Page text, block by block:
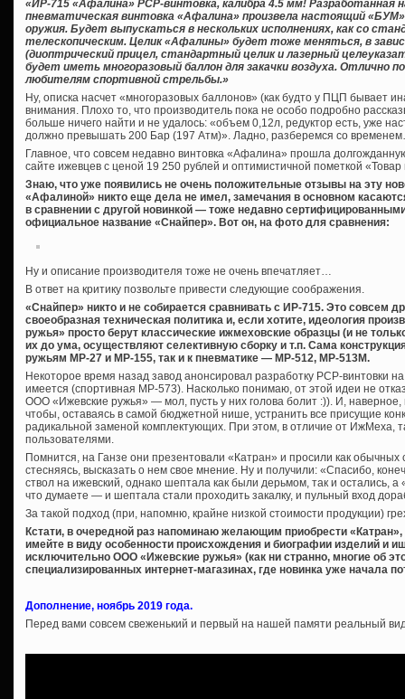
«ИР-715 «Афалина» PCP-винтовка, калибра 4.5 мм!
пневматическая винтовка «Афалина» произвела настоящий
оружия. Будет выпускаться в нескольких исполнениях, как со
телескопическим. Целик «Афалины» будет тоже меняться, в
(диоптрический прицел, стандартный целик и лазерный
будет иметь многоразовый баллон для закачки воздуха. Отлично
любителям спортивной стрельбы.»
Ну, описка насчет «многоразовых баллонов» (как будто у ПЦП бывает
внимания. Плохо то, что производитель пока не особо подробно
больше ничего найти и не удалось: «объем 0,12л, редуктор есть, уже
должно превышать 200 Бар (197 Атм)». Ладно, разберемся со
Главное, что совсем недавно винтовка «Афалина» прошла
сайте ижевцев с ценой 19 250 рублей и оптимистичной пометкой
Знаю, что уже появились не очень положительные отзывы на эту
«Афалиной» никто еще дела не имел, замечания в основном
в сравнении с другой новинкой — тоже недавно
официальное название «Снайпер». Вот он, на фото для сравнения:
Ну и описание производителя тоже не очень впечатляет…
В ответ на критику позвольте привести следующие соображения.
«Снайпер» никто и не собирается сравнивать с ИР-715. Это совсем
своеобразная техническая политика и, если хотите, идеология
ружья» просто берут классические ижмеховские образцы (и не
их до ума, осуществляют селективную сборку и т.п. Сама
ружьям МР-27 и МР-155, так и к пневматике — МР-512, МР-513М.
Некоторое время назад завод анонсировал разработку PCP-винтовки
имеется (спортивная МР-573). Насколько понимаю, от этой идеи не
ООО «Ижевские ружья» — мол, пусть у них голова болит :)). И,
чтобы, оставаясь в самой бюджетной нише, устранить все присущие
радикальной заменой комплектующих. При этом, в отличие от ИжМеха,
пользователями.
Помнится, на Ганзе они презентовали «Катран» и просили как обычных
стесняясь, высказать о нем свое мнение. Ну и получили: «Спасибо,
ствол на ижевский, однако шептала как были дерьмом, так и остались,
что думаете — и шептала стали проходить закалку, и пульный вход
За такой подход (при, напомню, крайне низкой стоимости продукции)
Кстати, в очередной раз напоминаю желающим приобрести
имейте в виду особенности происхождения и биографии изделий и
исключительно ООО «Ижевские ружья» (как ни странно, многие об
специализированных интернет-магазинах, где новинка уже начала
Дополнение, ноябрь 2019 года.
Перед вами совсем свеженький и первый на нашей памяти реальный